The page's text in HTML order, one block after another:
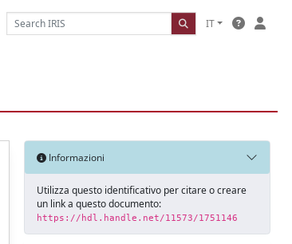
IT
Informazioni
Utilizza questo identificativo per citare o creare
un link a questo documento:
https://hdl.handle.net/11573/1751146